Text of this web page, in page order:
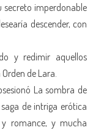
secreto imperdonable
descender, con
y redimir aquellos
de Lara.
La sombra de
de intriga erótica
y romance, y mucha